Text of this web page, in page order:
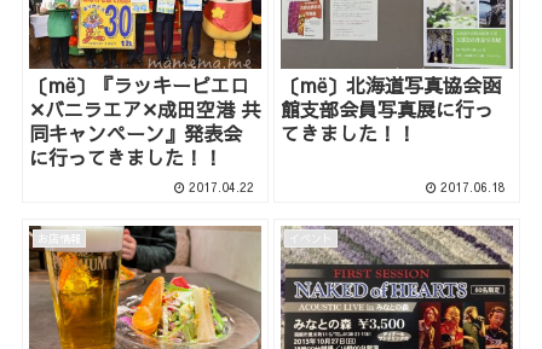
〔më〕『ラッキーピエロ
✕バニラエア✕成田空港 共
同キャンペーン』発表会
に行ってきました！！
2017.04.22
〔më〕北海道写真協会函
館支部会員写真展に行っ
てきました！！
2017.06.18
お店情報 イベント